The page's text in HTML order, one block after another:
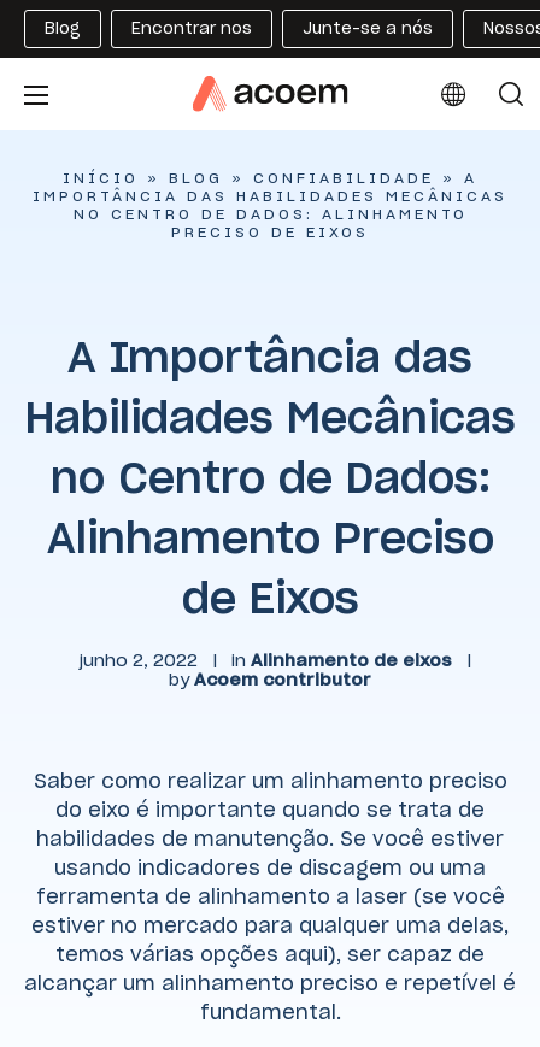
Blog Encontrar nos Junte-se a nós
INÍCIO » BLOG » CONFIABILIDADE » A
IMPORTÂNCIA DAS HABILIDADES MECÂNICAS
NO CENTRO DE DADOS: ALINHAMENTO
PRECISO DE EIXOS
A Importância das
Habilidades Mecânicas
no Centro de Dados:
Alinhamento Preciso
de Eixos
junho 2, 2022 | in Alinhamento de eixos
|
byAcoem contributor
Saber como realizar um alinhamento preciso
do eixo é importante quando se trata de
habilidades de manutenção. Se você estiver
usando indicadores de discagem ou uma
ferramenta de alinhamento a laser (se você
estiver no mercado para qualquer uma delas,
temos várias opções aqui), ser capaz de
alcançar um alinhamento preciso e repetível é
fundamental.